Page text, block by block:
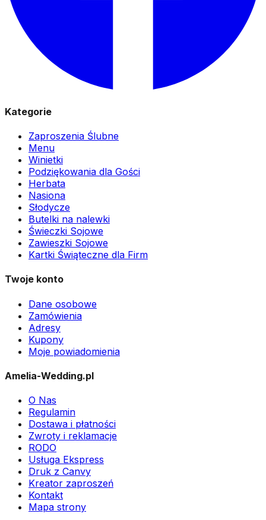
Kategorie
Zaproszenia Ślubne
Menu
Winietki
Podziękowania dla Gości
Herbata
Nasiona
Słodycze
Butelki na nalewki
Świeczki Sojowe
Zawieszki Sojowe
Kartki Świąteczne dla Firm
Twoje konto
Dane osobowe
Zamówienia
Adresy
Kupony
Moje powiadomienia
Amelia-Wedding.pl
O Nas
Regulamin
Dostawa i płatności
Zwroty i reklamacje
RODO
Usługa Ekspress
Druk z Canvy
Kreator zaproszeń
Kontakt
Mapa strony